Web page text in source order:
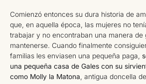
Comienzó entonces su dura historia de
que, en aquella época, las mujeres no
trabajar y no encontraban una manera de
mantenerse. Cuando finalmente
familias les enviasen una pequeña paga,
una pequeña casa de Gales con su
como Molly la Matona, antigua doncella